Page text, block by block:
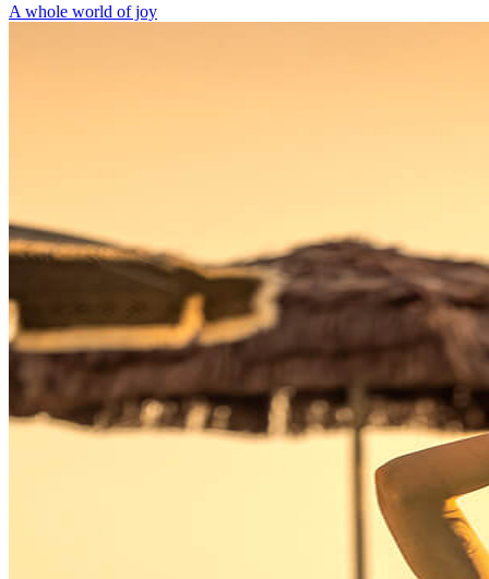
A whole world of joy